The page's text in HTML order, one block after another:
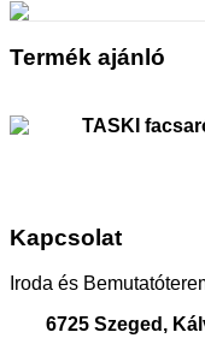
Termék ajánló
TASKI
Kapcsolat
Iroda és
6725 Szeged,